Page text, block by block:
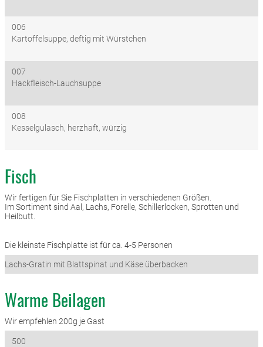
006
Kartoffelsuppe, deftig mit Würstchen
007
Hackfleisch-Lauchsuppe
008
Kesselgulasch, herzhaft, würzig
Fisch
Wir fertigen für Sie Fischplatten in verschiedenen Größen.
Im Sortiment sind Aal, Lachs, Forelle, Schillerlocken, Sprotten und
Heilbutt.
Die kleinste Fischplatte ist für ca. 4-5 Personen
Lachs-Gratin mit Blattspinat und Käse überbacken
Warme Beilagen
Wir empfehlen 200g je Gast
500